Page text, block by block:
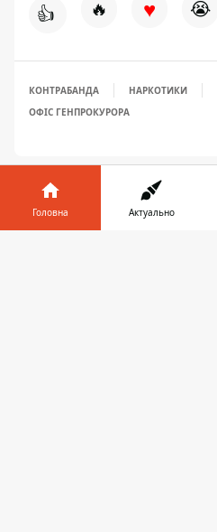
👍 🔥 ♥ 😭
КОНТРАБАНДА НАРКОТИКИ
ОФІС ГЕНПРОКУРОРА
Головна Актуально